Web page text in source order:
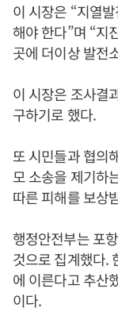
이 시장은 “지열
해야 한다”며 “지
곳에 더이상 발전
이 시장은 조사결
구하기로 했다.
또 시민들과 협의
모 소송을 제기하
따른 피해를 보상
행정안전부는 포
것으로 집계했다.
에 이른다고 추산
이다.